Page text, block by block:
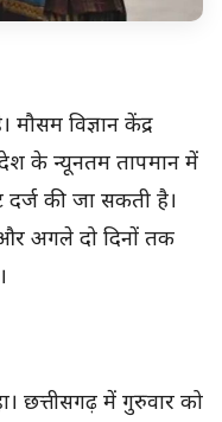
विज्ञान केंद्र
के न्यूनतम तापमान में
दर्ज की जा सकती है।
अगले दो दिनों तक
छत्तीसगढ़ में गुरुवार को